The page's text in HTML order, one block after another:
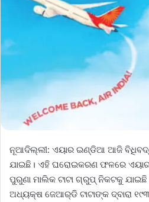
ନୂଆଦିଲ୍ଲୀ: ଏୟାର ଇଣ୍ଡିଆ ଆଜି
ଯାଇଛି। ଏହି ଘରୋଇକରଣ ଫଳରେ
ପୁରୁଣା ମାଲିକ ଟାଟା ଗ୍ରୁପ୍ ନିକଟକୁ
ଅଧ୍ୟକ୍ଷ ଜେଆର୍‌ଡି ଟାଟାଙ୍କ ଦ୍ବାରା